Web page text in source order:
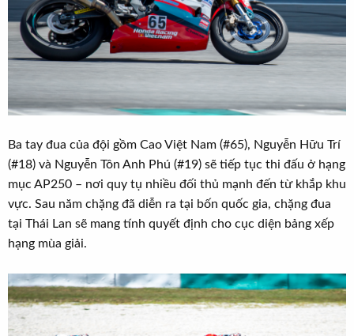
Ba tay đua của đội gồm Cao Việt Nam (#65), Nguyễn Hữu Trí
(#18) và Nguyễn Tôn Anh Phú (#19) sẽ tiếp tục thi đấu ở hạng
mục AP250 – nơi quy tụ nhiều đối thủ mạnh đến từ khắp khu
vực. Sau năm chặng đã diễn ra tại bốn quốc gia, chặng đua
tại Thái Lan sẽ mang tính quyết định cho cục diện bảng xếp
hạng mùa giải.